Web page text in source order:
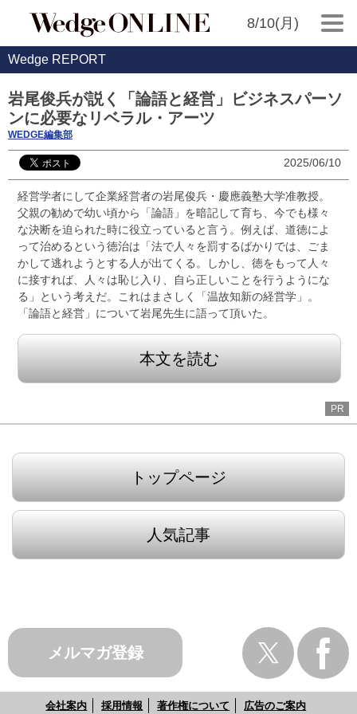
8/10(月)
Wedge REPORT
岩尾俊兵が説く「論語と経営」ビジネスパーソ
ンに必要なリベラル・アーツ
WEDGE編集部
2025/06/10
経営学者にして企業経営者の岩尾俊兵・慶應義塾大学准教授。
父親の勧めで幼い頃から「論語」を暗記して育ち、今でも様々
な決断を迫られた時に役立っていると言う。例えば、道徳によ
って治めるという徳治は「法で人々を罰するばかりでは、ごま
かして逃れようとする人が出てくる。しかし、徳をもって人々
に接すれば、人々は恥じ入り、自ら正しいことを行うようにな
る」という考えだ。これはまさしく「温故知新の経営学」。
「論語と経営」について岩尾先生に語って頂いた。
本文を読む
PR
トップページ
人気記事
メルマガ登録
会社案内 採用情報 著作権について 広告のご案内